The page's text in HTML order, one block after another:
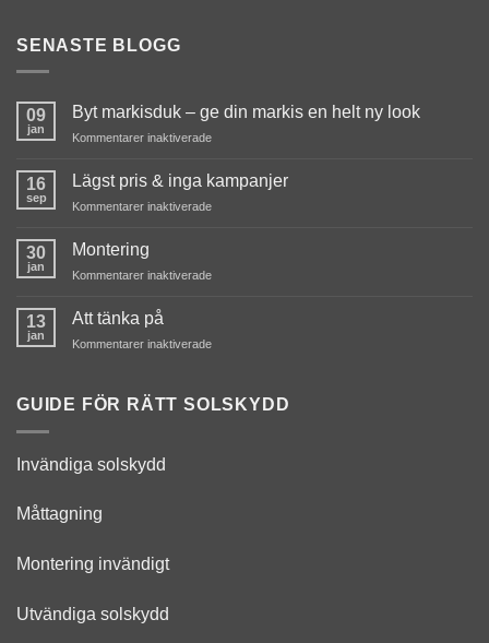
SENASTE BLOGG
09
jan
Byt markisduk – ge din markis en helt ny look
Kommentarer inaktiveradeför
ge
16
sep
Lägst pris & inga kampanjer
Kommentarer inaktiveradeför
inga
30
jan
Montering
Kommentarer inaktiveradeför
13
jan
Att tänka på
Kommentarer inaktiveradeför
på
GUIDE FÖR RÄTT SOLSKYDD
Invändiga solskydd
Måttagning
Montering invändigt
Utvändiga solskydd